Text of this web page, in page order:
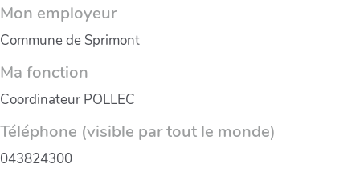
Mon employeur
Commune de Sprimont
Ma fonction
Coordinateur POLLEC
Téléphone (visible par tout le monde)
043824300